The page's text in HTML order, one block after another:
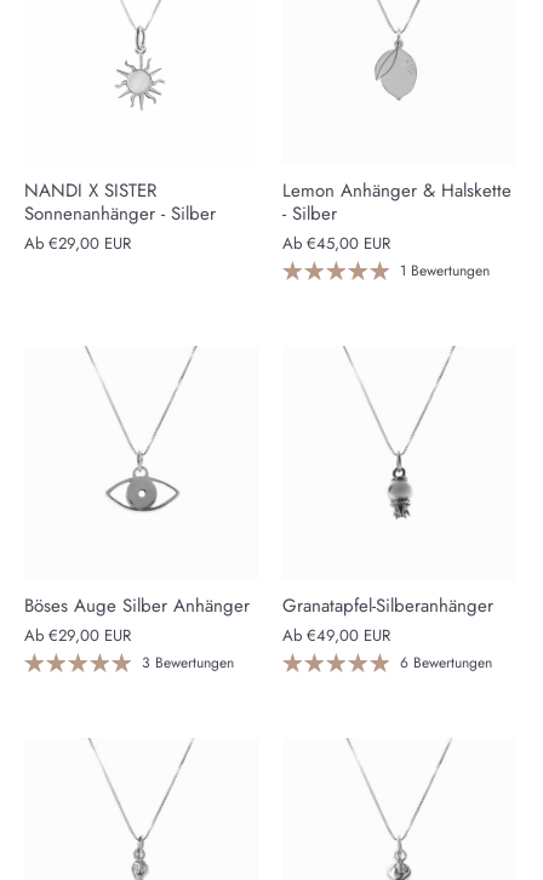
NANDI X SISTER
Sonnenanhänger - Silber
Ab €29,00 EUR
Lemon Anhänger & Halskette
- Silber
Ab €45,00 EUR
1 Bewertungen
Böses Auge Silber Anhänger
Ab €29,00 EUR
3 Bewertungen
Granatapfel-Silberanhänger
Ab €49,00 EUR
6 Bewertungen